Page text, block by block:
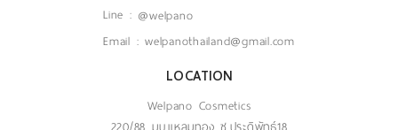
Line : @welpano
Email :welpanothailand@gmail.com
LOCATION
Welpano Cosmetics